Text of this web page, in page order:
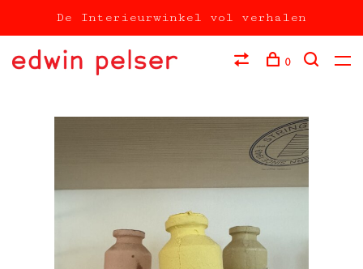
De Interieurwinkel vol verhalen
0